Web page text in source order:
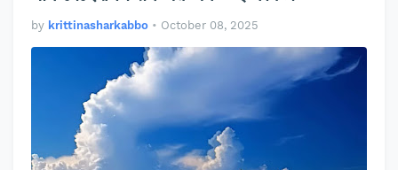
by krittinasharkabbo • October 08, 2025